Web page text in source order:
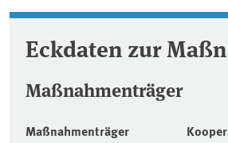
Eckdaten zur
Maßnahmenträger
Maßnahmenträger